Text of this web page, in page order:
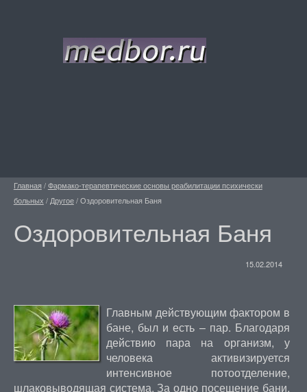
Главная /Фармако-терапевтические основы реабилитации психически
больных / Другое/Оздоровительная Баня
Оздоровительная Баня
15.02.2014
Главным действующим фактором в
бане, был и есть – пар. Благодаря
действию пара на организм, у
человека активизируется
интенсивное потоотделение,
шлаковыводящая система. За одно посещение бани,